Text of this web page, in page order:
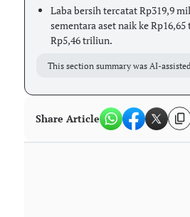
Laba bersih tercatat Rp319,9
sementara aset naik ke
Rp5,46 triliun.
This section summary was AI-
Share Article